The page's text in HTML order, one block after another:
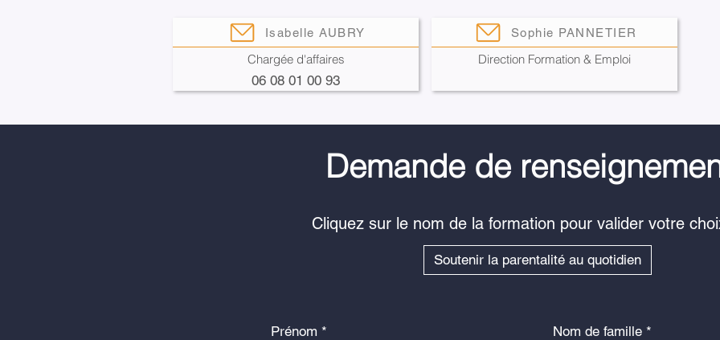
Isabelle AUBRY
Chargée d'affaires
06 08 01 00 93
Sophie PANNETIER
Direction Formation & Emploi
Demande de
Cliquez sur le nom de la formation pour valider votre
Soutenir la parentalité au quotidien
Prénom Nom de famille